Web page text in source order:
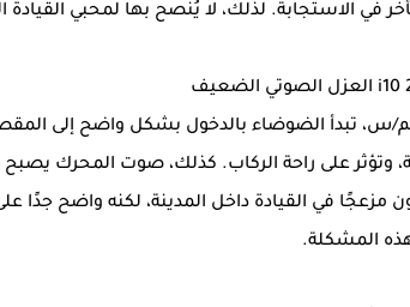
في الاستجابة. لذلك، لا يُنصح بها لمحبي القيادة
القيادة بسرعات تتجاوز 130 كم/س، تبدأ الضوضاء بالدخول بشكل واضح
وتؤثر على راحة الركاب. كذلك، صوت المحرك
مزعجًا في القيادة داخل المدينة، لكنه واضح جدًا
المشكلة.